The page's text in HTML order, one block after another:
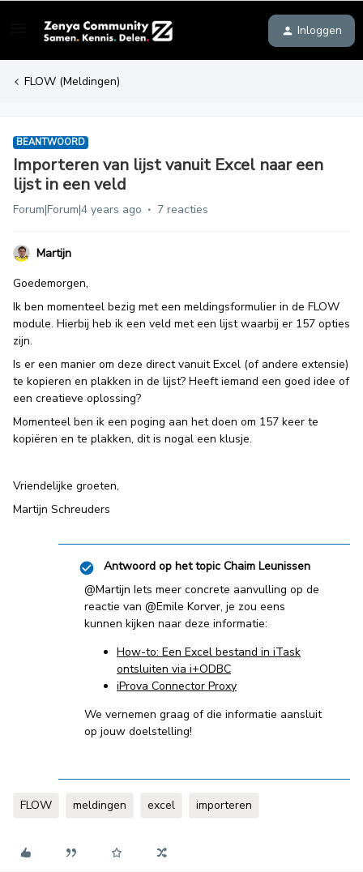
Inloggen
FLOW (Meldingen)
BEANTWOORD
Importeren van lijst vanuit Excel naar een
lijst in een veld
Forum|Forum|4 years ago 7 reacties
Martijn
Goedemorgen,
Ik ben momenteel bezig met een meldingsformulier in de FLOW
module. Hierbij heb ik een veld met een lijst waarbij er 157 opties
zijn.
Is er een manier om deze direct vanuit Excel (of andere extensie)
te kopieren en plakken in de lijst? Heeft iemand een goed idee of
een creatieve oplossing?
Momenteel ben ik een poging aan het doen om 157 keer te
kopiëren en te plakken, dit is nogal een klusje.
Vriendelijke groeten,
Martijn Schreuders
Antwoord op het topic Chaim Leunissen
@Martijn Iets meer concrete aanvulling op de
reactie van @Emile Korver, je zou eens
kunnen kijken naar deze informatie:
How-to: Een Excel bestand in iTask
ontsluiten via i+ODBC
iProva Connector Proxy
We vernemen graag of die informatie aansluit
op jouw doelstelling!
FLOW meldingen excel importeren